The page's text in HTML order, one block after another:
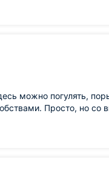
можно погулять,
Просто, но